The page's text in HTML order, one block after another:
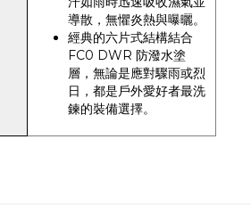
導散，無懼炎熱與曝曬。
經典的六片式結構結合
FC0 DWR 防潑水塗
層，無論是應對驟雨或烈
日，都是戶外愛好者最洗
鍊的裝備選擇。